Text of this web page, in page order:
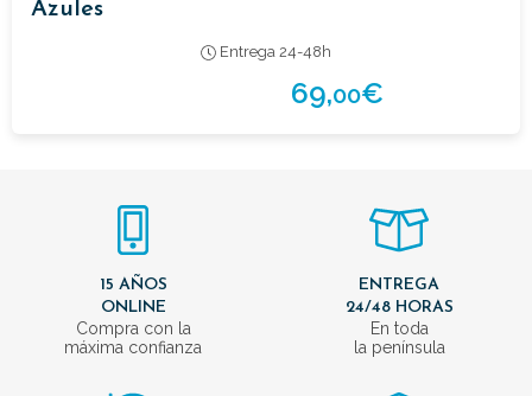
Azules
Entrega 24-48h
69,00€
15 AÑOS
ONLINE
Compra con la
máxima confianza
ENTREGA
24/48 HORAS
En toda
la península